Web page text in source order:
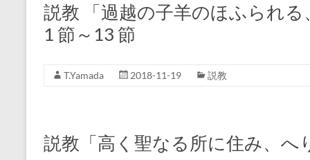
説教 「過越の子羊のほふられ
1 節～13 節
T.Yamada 2018-11-19 説教
説教「高く聖なる所に住み、へ